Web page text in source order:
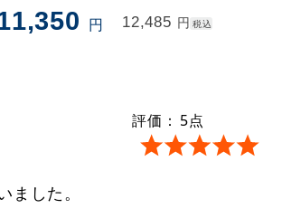
円 12,485 円 税込
評価： 5点
した。